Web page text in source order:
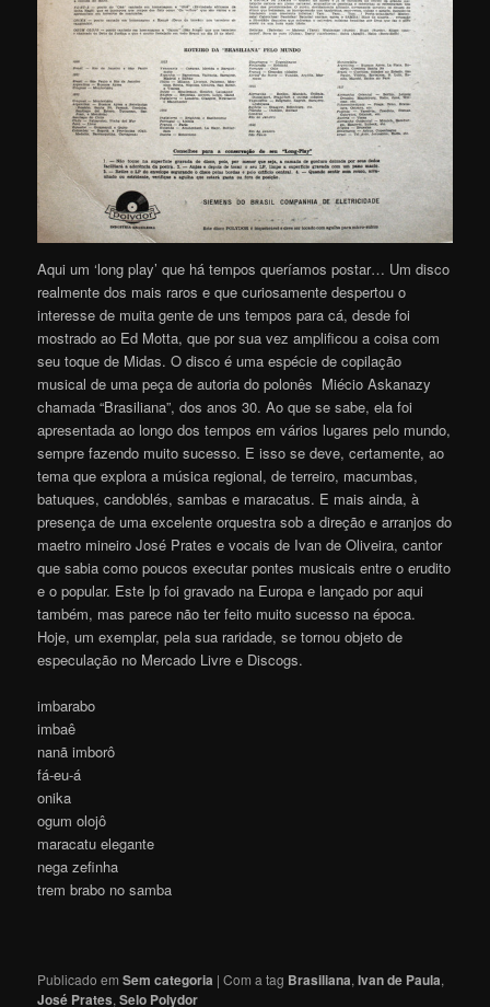
Aqui um ‘long play’ que há tempos queríamos postar… Um disco
realmente dos mais raros e que curiosamente despertou o
interesse de muita gente de uns tempos para cá, desde foi
mostrado ao Ed Motta, que por sua vez amplificou a coisa com
seu toque de Midas. O disco é uma espécie de copilação
musical de uma peça de autoria do polonês Miécio Askanazy
chamada “Brasiliana”, dos anos 30. Ao que se sabe, ela foi
apresentada ao longo dos tempos em vários lugares pelo mundo,
sempre fazendo muito sucesso. E isso se deve, certamente, ao
tema que explora a música regional, de terreiro, macumbas,
batuques, candoblés, sambas e maracatus. E mais ainda, à
presença de uma excelente orquestra sob a direção e arranjos do
maetro mineiro José Prates e vocais de Ivan de Oliveira, cantor
que sabia como poucos executar pontes musicais entre o erudito
e o popular. Este lp foi gravado na Europa e lançado por aqui
também, mas parece não ter feito muito sucesso na época.
Hoje, um exemplar, pela sua raridade, se tornou objeto de
especulação no Mercado Livre e Discogs.
imbarabo
imbaê
nanã imborô
fá-eu-á
onika
ogum olojô
maracatu elegante
nega zefinha
trem brabo no samba
Publicado em Sem categoria |Com a tag Brasiliana,Ivan de Paula,
José Prates,Selo Polydor